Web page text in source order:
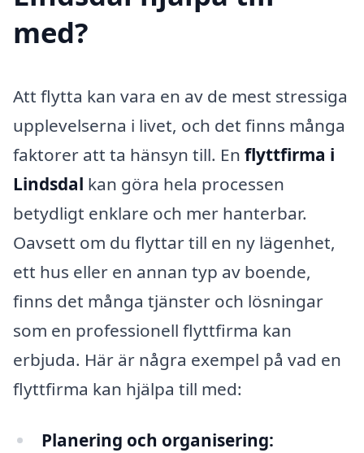
med?
Att flytta kan vara en av de mest stressiga
upplevelserna i livet, och det finns många
faktorer att ta hänsyn till. En flyttfirma i
Lindsdal kan göra hela processen
betydligt enklare och mer hanterbar.
Oavsett om du flyttar till en ny lägenhet,
ett hus eller en annan typ av boende,
finns det många tjänster och lösningar
som en professionell flyttfirma kan
erbjuda. Här är några exempel på vad en
flyttfirma kan hjälpa till med:
Planering och organisering: